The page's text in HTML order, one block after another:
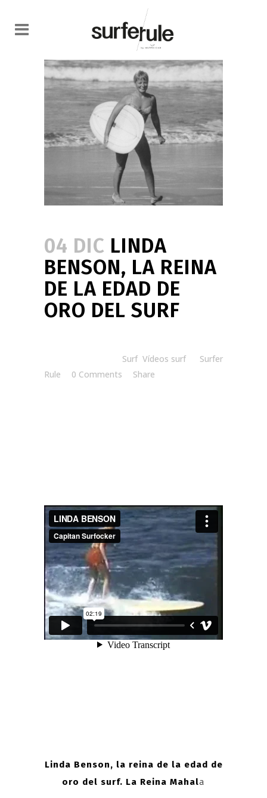
04 DIC LINDA
BENSON, LA REINA
DE LA EDAD DE
ORO DEL SURF
Surf Vídeos surf
Surfer
Rule
0 Comments Share
Linda Benson, la reina de la edad de
oro del surf. La Reina Mahala